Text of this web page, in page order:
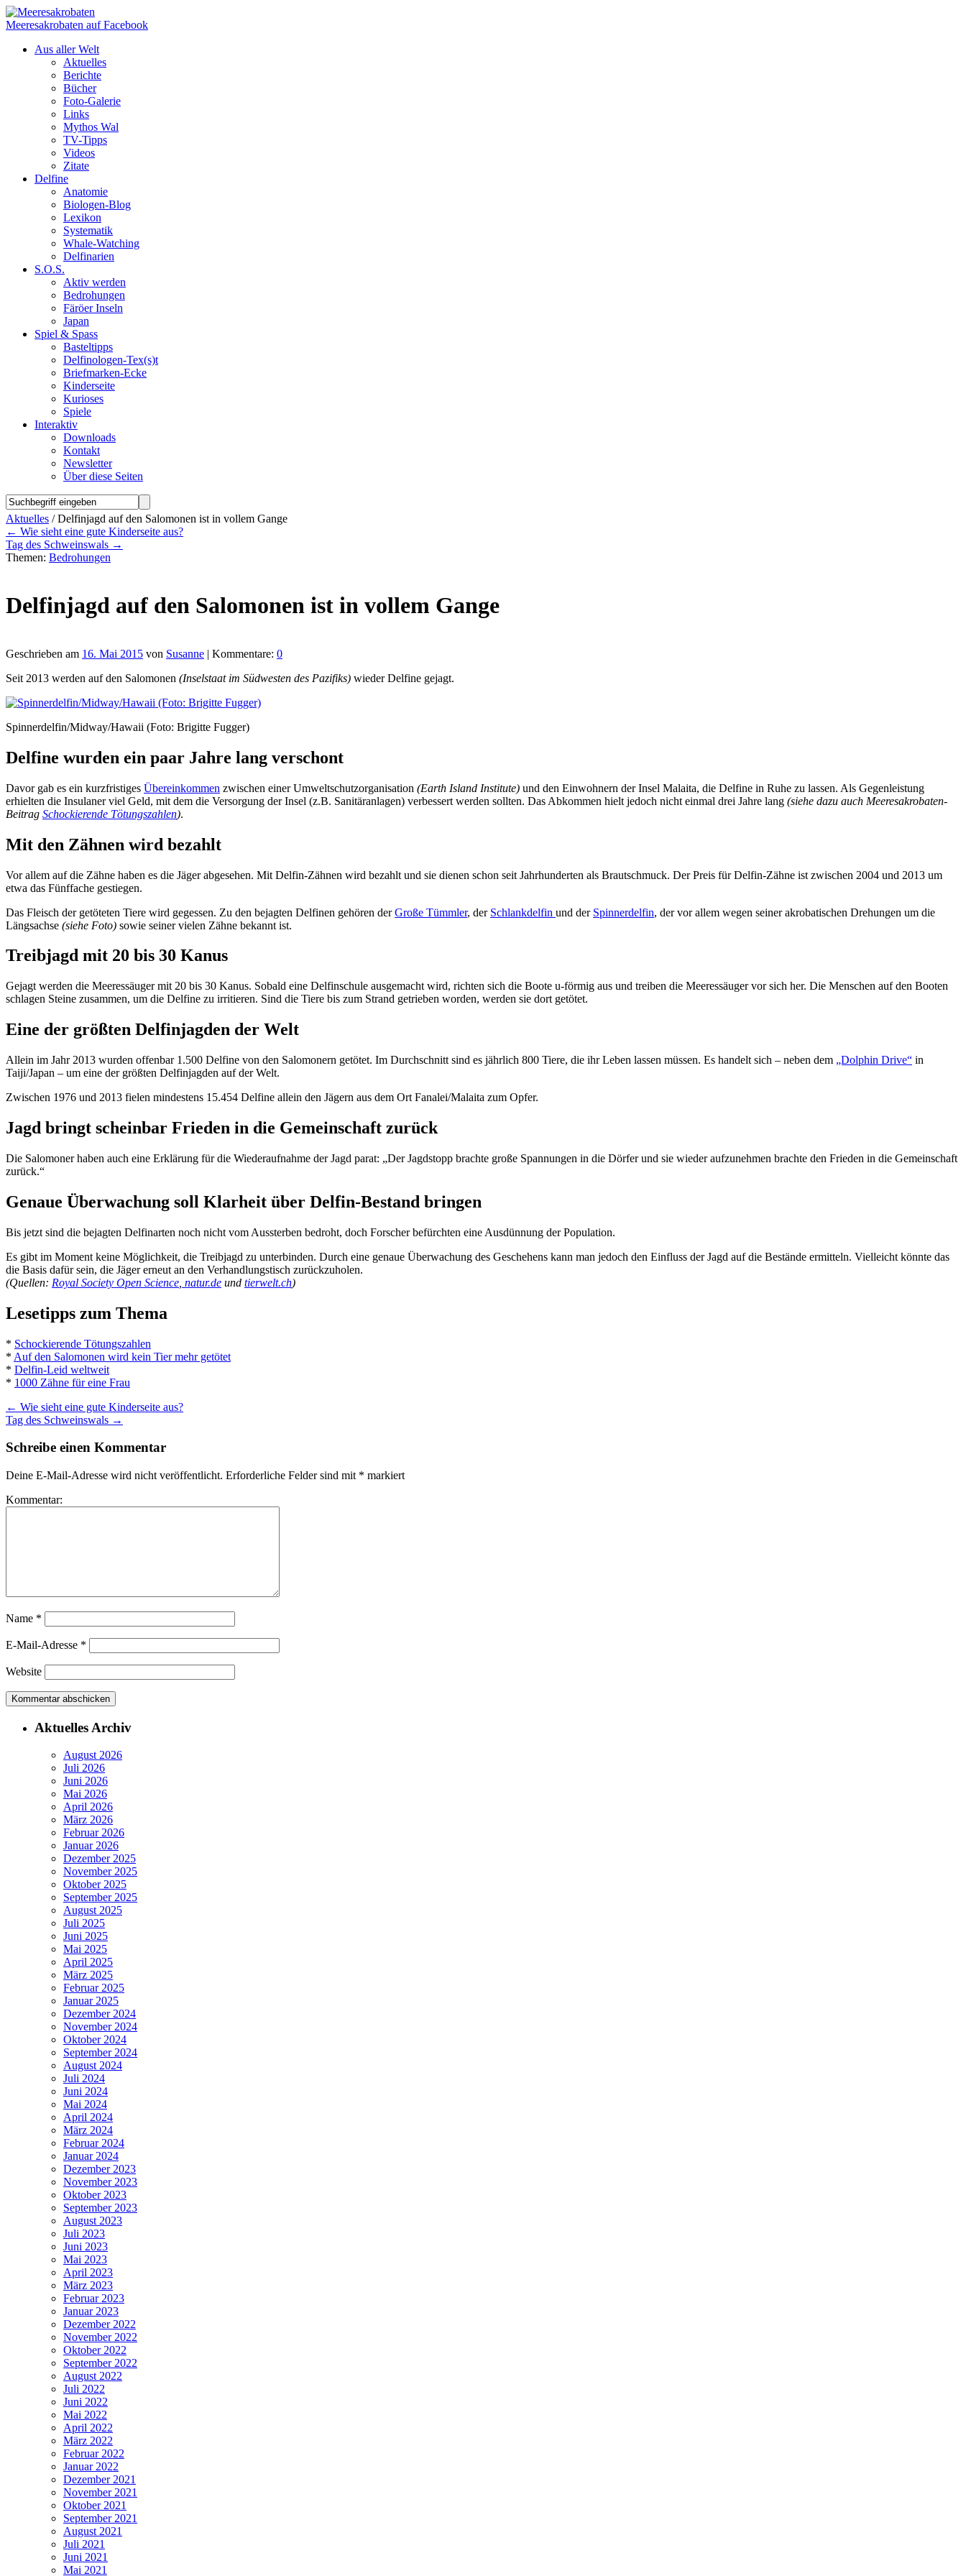
Meeresakrobaten auf Facebook
Aus aller Welt
Aktuelles
Berichte
Bücher
Foto-Galerie
Links
Mythos Wal
TV-Tipps
Videos
Zitate
Delfine
Anatomie
Biologen-Blog
Lexikon
Systematik
Whale-Watching
Delfinarien
S.O.S.
Aktiv werden
Bedrohungen
Färöer Inseln
Japan
Spiel & Spass
Basteltipps
Delfinologen-Tex(s)t
Briefmarken-Ecke
Kinderseite
Kurioses
Spiele
Interaktiv
Downloads
Kontakt
Newsletter
Über diese Seiten
Aktuelles / Delfinjagd auf den Salomonen ist in vollem Gange
← Wie sieht eine gute Kinderseite aus?
Tag des Schweinswals →
Themen: Bedrohungen
Delfinjagd auf den Salomonen ist in vollem Gange
Geschrieben am 16. Mai 2015 von Susanne | Kommentare: 0
Seit 2013 werden auf den Salomonen (Inselstaat im Südwesten des Pazifiks) wieder Delfine gejagt.
Spinnerdelfin/Midway/Hawaii (Foto: Brigitte Fugger)
Delfine wurden ein paar Jahre lang verschont
Davor gab es ein kurzfristiges Übereinkommen zwischen einer Umweltschutzorganisation (Earth Island Institute) und den Einwohnern der Insel Malaita, die Delfine in Ruhe zu lassen. Als Gegenleistung
erhielten die Insulaner viel Geld, mit dem die Versorgung der Insel (z.B. Sanitäranlagen) verbessert werden sollten. Das Abkommen hielt jedoch nicht einmal drei Jahre lang (siehe dazu auch Meeresakrobaten-
Beitrag Schockierende Tötungszahlen).
Mit den Zähnen wird bezahlt
Vor allem auf die Zähne haben es die Jäger abgesehen. Mit Delfin-Zähnen wird bezahlt und sie dienen schon seit Jahrhunderten als Brautschmuck. Der Preis für Delfin-Zähne ist zwischen 2004 und 2013 um
etwa das Fünffache gestiegen.
Das Fleisch der getöteten Tiere wird gegessen. Zu den bejagten Delfinen gehören derGroße Tümmler, der Schlankdelfin und der Spinnerdelfin, der vor allem wegen seiner akrobatischen Drehungen um die
Längsachse (siehe Foto) sowie seiner vielen Zähne bekannt ist.
Treibjagd mit 20 bis 30 Kanus
Gejagt werden die Meeressäuger mit 20 bis 30 Kanus. Sobald eine Delfinschule ausgemacht wird, richten sich die Boote u-förmig aus und treiben die Meeressäuger vor sich her. Die Menschen auf den Booten
schlagen Steine zusammen, um die Delfine zu irritieren. Sind die Tiere bis zum Strand getrieben worden, werden sie dort getötet.
Eine der größten Delfinjagden der Welt
Allein im Jahr 2013 wurden offenbar 1.500 Delfine von den Salomonern getötet. Im Durchschnitt sind es jährlich 800 Tiere, die ihr Leben lassen müssen. Es handelt sich – neben dem „Dolphin Drive“ in
Taiji/Japan – um eine der größten Delfinjagden auf der Welt.
Zwischen 1976 und 2013 fielen mindestens 15.454 Delfine allein den Jägern aus dem Ort Fanalei/Malaita zum Opfer.
Jagd bringt scheinbar Frieden in die Gemeinschaft zurück
Die Salomoner haben auch eine Erklärung für die Wiederaufnahme der Jagd parat: „Der Jagdstopp brachte große Spannungen in die Dörfer und sie wieder aufzunehmen brachte den Frieden in die Gemeinschaft
zurück.“
Genaue Überwachung soll Klarheit über Delfin-Bestand bringen
Bis jetzt sind die bejagten Delfinarten noch nicht vom Aussterben bedroht, doch Forscher befürchten eine Ausdünnung der Population.
Es gibt im Moment keine Möglichkeit, die Treibjagd zu unterbinden. Durch eine genaue Überwachung des Geschehens kann man jedoch den Einfluss der Jagd auf die Bestände ermitteln. Vielleicht könnte das
die Basis dafür sein, die Jäger erneut an den Verhandlungstisch zurückzuholen.
(Quellen: Royal Society Open Science natur.de und tierwelt.ch)
Lesetipps zum Thema
* Schockierende Tötungszahlen
* Auf den Salomonen wird kein Tier mehr getötet
* Delfin-Leid weltweit
* 1000 Zähne für eine Frau
← Wie sieht eine gute Kinderseite aus?
Tag des Schweinswals →
Schreibe einen Kommentar
Deine E-Mail-Adresse wird nicht veröffentlicht. Erforderliche Felder sind mit * markiert
Kommentar:
Name *
E-Mail-Adresse *
Website
Aktuelles Archiv
August 2026
Juli 2026
Juni 2026
Mai 2026
April 2026
März 2026
Februar 2026
Januar 2026
Dezember 2025
November 2025
Oktober 2025
September 2025
August 2025
Juli 2025
Juni 2025
Mai 2025
April 2025
März 2025
Februar 2025
Januar 2025
Dezember 2024
November 2024
Oktober 2024
September 2024
August 2024
Juli 2024
Juni 2024
Mai 2024
April 2024
März 2024
Februar 2024
Januar 2024
Dezember 2023
November 2023
Oktober 2023
September 2023
August 2023
Juli 2023
Juni 2023
Mai 2023
April 2023
März 2023
Februar 2023
Januar 2023
Dezember 2022
November 2022
Oktober 2022
September 2022
August 2022
Juli 2022
Juni 2022
Mai 2022
April 2022
März 2022
Februar 2022
Januar 2022
Dezember 2021
November 2021
Oktober 2021
September 2021
August 2021
Juli 2021
Juni 2021
Mai 2021